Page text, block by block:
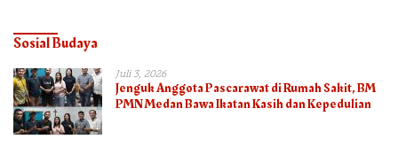
Sosial Budaya
Juli 3, 2026
Jenguk Anggota Pascarawat di Rumah Sakit, BM
PMN Medan Bawa Ikatan Kasih dan Kepedulian